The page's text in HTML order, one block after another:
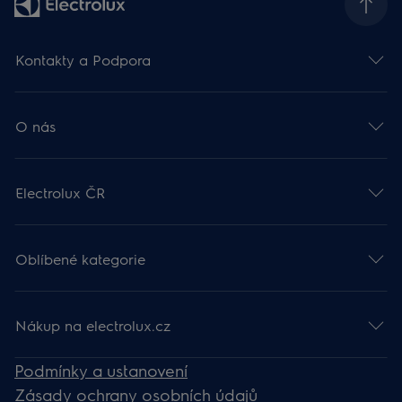
Kontakty a Podpora
O nás
Electrolux ČR
Oblíbené kategorie
Nákup na electrolux.cz
Podmínky a ustanovení
Zásady ochrany osobních údajů